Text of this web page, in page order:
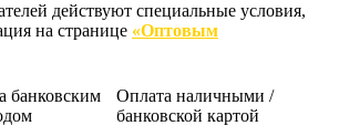
действуют специальные условия,
на странице «Оптовым
банковским
Оплата наличными /
банковской картой